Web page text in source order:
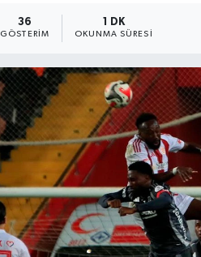
36
GÖSTERIM
1 DK
OKUNMA SÜRESI